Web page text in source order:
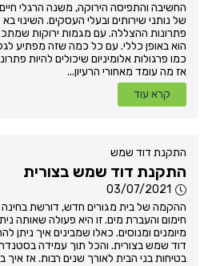
החשיבה והתפיסה הירוקה, משנה הרגלי
של נותני שירותים ובעלי העסקים. השינוי בא
פתרונות ההצללה. עם מגמות ירוקות
הוא באופן כללי. עם כל כמה שזה מפתיע
כמו פרגולות אלומיניום שיכולים להיות
אז מה עומד מאחורי הרעיון...
קרא עוד
התקנת דוד שמש
התקנת דוד שמש בצורית
03/07/2021
ההקמה של בית מגורים חדש, דורשת
חימום והעברת מים. זו היא פעולה שאותה
מיומנים ומנוסים. כאלו שמבינים איך ניתן
דוד שמש בצורית. והכל תוך עמידה
בטיחות בני הבית לאורך שנים רבות. אז